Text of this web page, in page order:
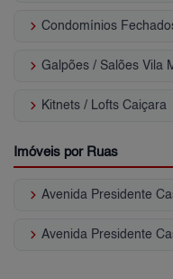
keyboard_arrow_right Condomínios
keyboard_arrow_right Galpões / Salões Vila
keyboard_arrow_right Kitnets / Lofts Caiçara
Imóveis por Ruas
keyboard_arrow_right Avenida Presidente
keyboard_arrow_right Avenida Presidente